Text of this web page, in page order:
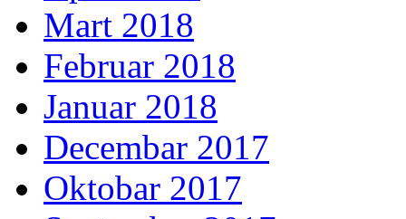
Mart 2018
Februar 2018
Januar 2018
Decembar 2017
Oktobar 2017